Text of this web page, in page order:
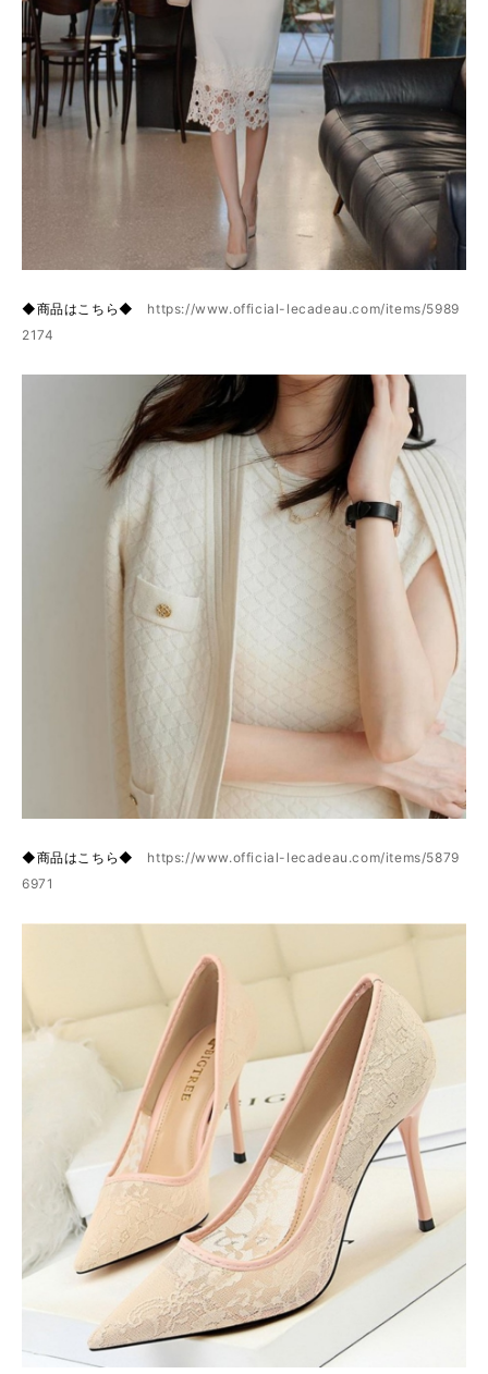
◆商品はこちら◆ https://www.official-lecadeau.com/items/5989
2174
◆商品はこちら◆ https://www.official-lecadeau.com/items/5879
6971